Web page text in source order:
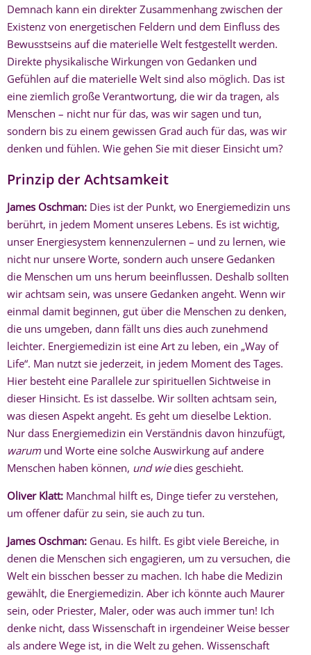
Demnach kann ein direkter Zusammenhang zwischen der
Existenz von energetischen Feldern und dem Einfluss des
Bewusstseins auf die materielle Welt festgestellt werden.
Direkte physikalische Wirkungen von Gedanken und
Gefühlen auf die materielle Welt sind also möglich. Das ist
eine ziemlich große Verantwortung, die wir da tragen, als
Menschen – nicht nur für das, was wir sagen und tun,
sondern bis zu einem gewissen Grad auch für das, was wir
denken und fühlen. Wie gehen Sie mit dieser Einsicht um?
Prinzip der Achtsamkeit
James Oschman: Dies ist der Punkt, wo Energiemedizin uns
berührt, in jedem Moment unseres Lebens. Es ist wichtig,
unser Energiesystem kennenzulernen – und zu lernen, wie
nicht nur unsere Worte, sondern auch unsere Gedanken
die Menschen um uns herum beeinflussen. Deshalb sollten
wir achtsam sein, was unsere Gedanken angeht. Wenn wir
einmal damit beginnen, gut über die Menschen zu denken,
die uns umgeben, dann fällt uns dies auch zunehmend
leichter. Energiemedizin ist eine Art zu leben, ein „Way of
Life“. Man nutzt sie jederzeit, in jedem Moment des Tages.
Hier besteht eine Parallele zur spirituellen Sichtweise in
dieser Hinsicht. Es ist dasselbe. Wir sollten achtsam sein,
was diesen Aspekt angeht. Es geht um dieselbe Lektion.
Nur dass Energiemedizin ein Verständnis davon hinzufügt,
warumund Worte eine solche Auswirkung auf andere
Menschen haben können, und wiedies geschieht.
Oliver Klatt: Manchmal hilft es, Dinge tiefer zu verstehen,
um offener dafür zu sein, sie auch zu tun.
James Oschman: Genau. Es hilft. Es gibt viele Bereiche, in
denen die Menschen sich engagieren, um zu versuchen, die
Welt ein bisschen besser zu machen. Ich habe die Medizin
gewählt, die Energiemedizin. Aber ich könnte auch Maurer
sein, oder Priester, Maler, oder was auch immer tun! Ich
denke nicht, dass Wissenschaft in irgendeiner Weise besser
als andere Wege ist, in die Welt zu gehen. Wissenschaft